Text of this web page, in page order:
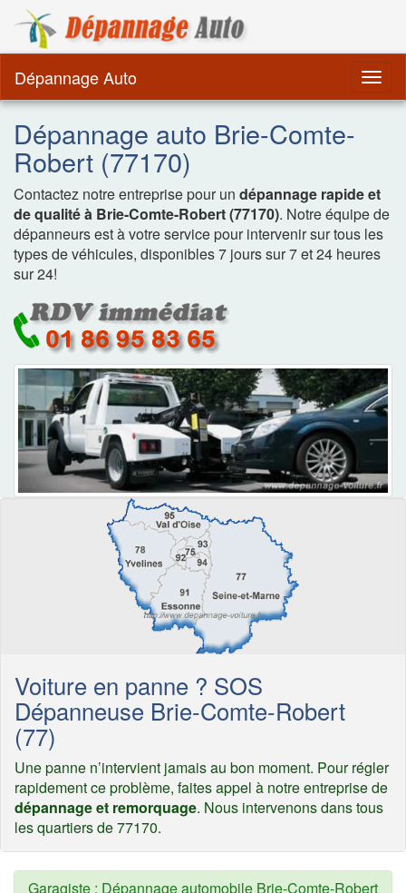
Dépannage Auto
Dépannage auto Brie-Comte-
Robert (77170)
Contactez notre entreprise pour un dépannage rapide et
de qualité à Brie-Comte-Robert (77170). Notre équipe de
dépanneurs est à votre service pour intervenir sur tous les
types de véhicules, disponibles 7 jours sur 7 et 24 heures
sur 24!
Voiture en panne ? SOS
Dépanneuse Brie-Comte-Robert
(77)
Une panne n’intervient jamais au bon moment. Pour régler
rapidement ce problème, faites appel à notre entreprise de
dépannage et remorquage. Nous intervenons dans tous
les quartiers de 77170.
Garagiste : Dépannage automobile Brie-Comte-Robert